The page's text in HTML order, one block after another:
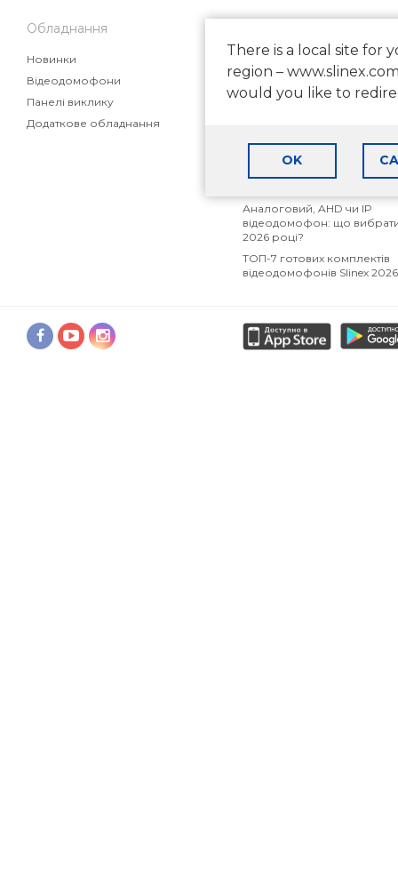
There is a local site for
region –
would you like to
OK
Обладнання
Новинки
Відеодомофони
Панелі виклику
Додаткове обладнання
Поширені питання
Статті
Маркетингові матеріали
Аналоговий, AHD чи IP
відеодомофон: що
2026 році?
ТОП-7 готових комплектів
відеодомофонів Slinex 2026